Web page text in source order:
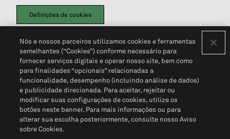
Definições de cookies
Política de PrivacidadePortal de privacidade do cliente (em inglês)
Não Venda Minhas Informações Pessoais© 2026 S&P Global
Nós e nossos parceiros utilizamos cookies e ferramentas
semelhantes (“Cookies”) conforme necessário para
fornecer serviços digitais e operar nosso site, bem como
para finalidades “opcionais” relacionadas a
funcionalidade, desempenho (incluindo análise de dados)
e publicidade direcionada. Para aceitar, rejeitar ou
modificar suas configurações de cookies, utilize os
botões neste banner. Para mais informações ou para
alterar sua escolha posteriormente, consulte nosso Aviso
sobre Cookies.